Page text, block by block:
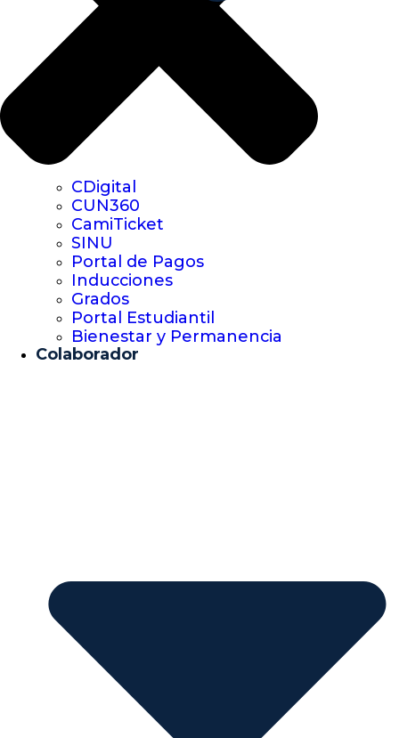
CDigital
CUN360
CamiTicket
SINU
Portal de Pagos
Inducciones
Grados
Portal Estudiantil
Bienestar y Permanencia
Colaborador